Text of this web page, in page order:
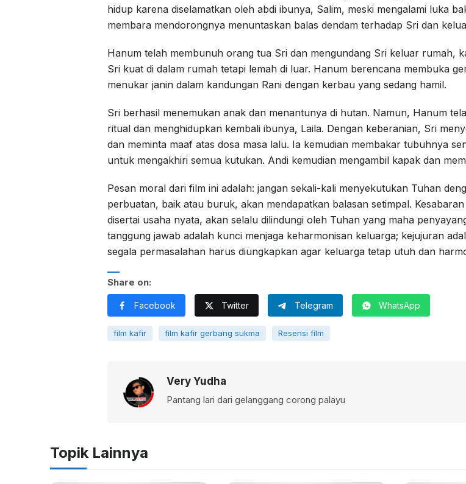
hidup karena diselamatkan oleh abdi ibunya, Salim, meski mengalami luka
membara mendorongnya menuntaskan balas dendam terhadap Sri dan
Hanum telah membunuh orang tua Sri dan mengundang Sri keluar rumah,
Sri kuat di dalam rumah tetapi lemah di luar. Hanum berencana membuka
menukar janin dalam kandungan Rani dengan kerbau yang sedang hamil.
Sri berhasil menemukan anak dan menantunya di hutan. Namun, Hanum
ritual dan menghidupkan kembali ibunya, Laila. Dengan keberanian, Sri
dan meminta maaf atas dosa masa lalu. Ia kemudian membakar tubuhnya
untuk mengakhiri semua kutukan. Andi kemudian mengambil kapak dan
Pesan moral dari film ini adalah: jangan sekali-kali menyekutukan Tuhan
perbuatan, baik atau buruk, akan mendapatkan balasan setimpal.
disertai usaha nyata, akan selalu dilindungi oleh Tuhan yang maha
tanggung jawab adalah kunci menjaga keharmonisan keluarga; kejujuran
segala permasalahan harus diungkapkan agar keluarga tetap utuh dan
Share on:
Facebook Twitter Telegram WhatsApp
film kafir film kafir gerbang sukma Resensi film
Very Yudha
Pantang lari dari gelanggang corong palayu
Topik Lainnya